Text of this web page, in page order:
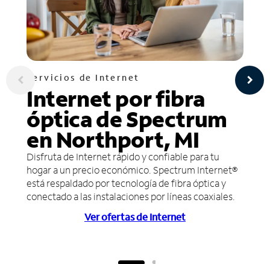
Servicios de Internet
Internet por fibra
óptica de Spectrum
en Northport, MI
Disfruta de Internet rápido y confiable para tu
hogar a un precio económico. Spectrum Internet®
está respaldado por tecnología de fibra óptica y
conectado a las instalaciones por líneas coaxiales.
Ver ofertas de Internet